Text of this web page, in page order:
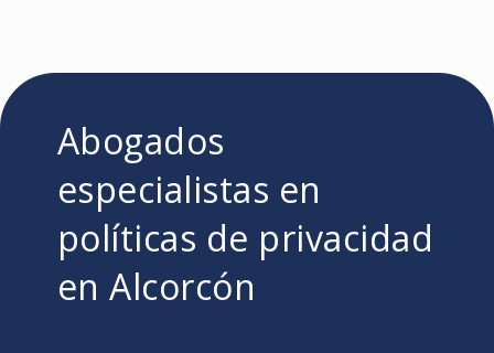
Abogados
especialistas en
políticas de privacidad
en Alcorcón